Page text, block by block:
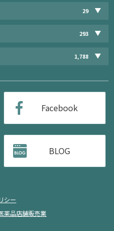
29
293
1,788
Facebook
BLOG
シー
薬品店舗販売業